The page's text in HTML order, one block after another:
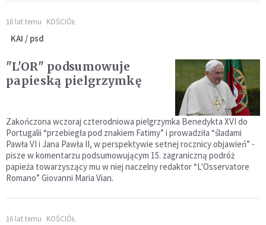
16 lat temu KOŚCIÓŁ
KAI / psd
"L'OR" podsumowuje
papieską pielgrzymkę
Zakończona wczoraj czterodniowa pielgrzymka Benedykta XVI do
Portugalii “przebiegła pod znakiem Fatimy” i prowadziła “śladami
Pawła VI i Jana Pawła II, w perspektywie setnej rocznicy objawień” -
pisze w komentarzu podsumowującym 15. zagraniczną podróż
papieża towarzyszący mu w niej naczelny redaktor “L'Osservatore
Romano” Giovanni Maria Vian.
16 lat temu KOŚCIÓŁ